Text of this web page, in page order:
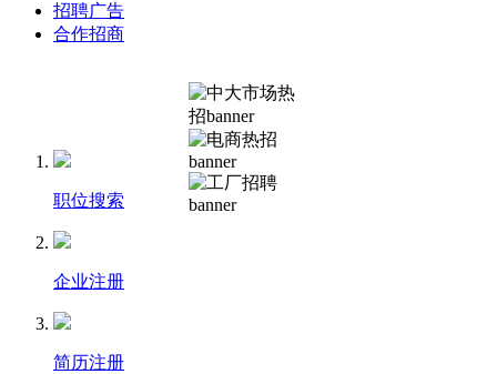
招聘广告
合作招商
职位搜索
企业注册
简历注册